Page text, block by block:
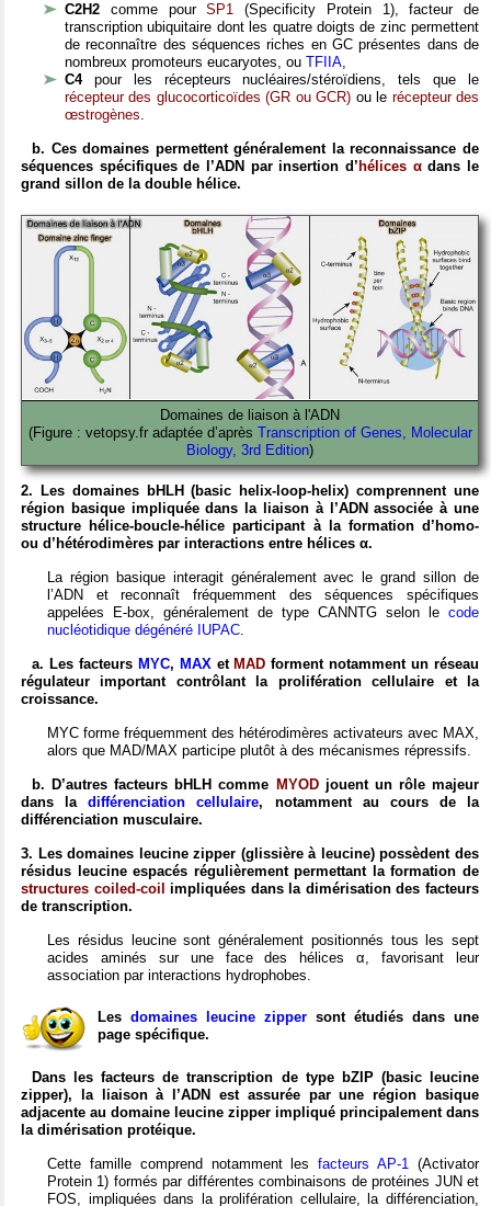
C2H2 comme pourSP1 (Specificity Protein 1), facteur de
transcription ubiquitaire dont les quatre doigts de zinc permettent
de reconnaître des séquences riches en GC présentes dans de
nombreux promoteurs eucaryotes, ou TFIIA,
C4pour les récepteurs nucléaires/stéroïdiens, tels que le
récepteur des glucocorticoïdes (GR ou GCR) ou le récepteur des
œstrogènes.
b. Ces domaines permettent généralement la reconnaissance de
séquences spécifiques de l’ADN par insertion d’ hélices αdans le
grand sillon de la double hélice.
Domaines de liaison à l'ADN
(Figure : vetopsy.fr adaptée d’après Transcription of Genes, Molecular
Biology, 3rd Edition)
2. Les domaines bHLH (basic helix-loop-helix) comprennent une
région basique impliquée dans la liaison à l’ADN associée à une
structure hélice-boucle-hélice participant à la formation d’homo-
ou d’hétérodimères par interactions entre hélices α.
La région basique interagit généralement avec le grand sillon de
l’ADN et reconnaît fréquemment des séquences spécifiques
appelées E-box, généralement de type CANNTG selon le code
nucléotidique dégénéré IUPAC
a. Les facteurs MYC, MAX etMAD forment notamment un réseau
régulateur important contrôlant la prolifération cellulaire et la
croissance.
MYC forme fréquemment des hétérodimères activateurs avec MAX,
alors que MAD/MAX participe plutôt à des mécanismes répressifs.
b. D’autres facteurs bHLH comme MYODjouent un rôle majeur
dans ladifférenciation cellulaire, notamment au cours de la
différenciation musculaire.
3. Les domaines leucine zipper (glissière à leucine) possèdent des
résidus leucine espacés régulièrement permettant la formation de
structures coiled-coil impliquées dans la dimérisation des facteurs
de transcription.
Les résidus leucine sont généralement positionnés tous les sept
acides aminés sur une face des hélices α, favorisant leur
association par interactions hydrophobes.
Les domaines leucine zipper sont étudiés dans une
page spécifique.
Dans les facteurs de transcription de type bZIP (basic leucine
zipper), la liaison à l’ADN est assurée par une région basique
adjacente au domaine leucine zipper impliqué principalement dans
la dimérisation protéique.
Cette famille comprend notamment lesfacteurs AP-1(Activator
Protein 1) formés par différentes combinaisons de protéines JUN et
FOS, impliquées dans la prolifération cellulaire, la différenciation,